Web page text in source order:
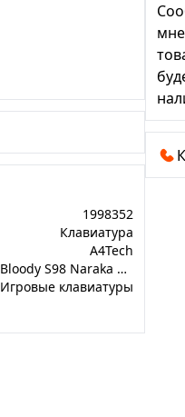
1998352
Клавиатура
A4Tech
Bloody S98 Naraka BLMS Red Plus switch
Игровые клавиатуры